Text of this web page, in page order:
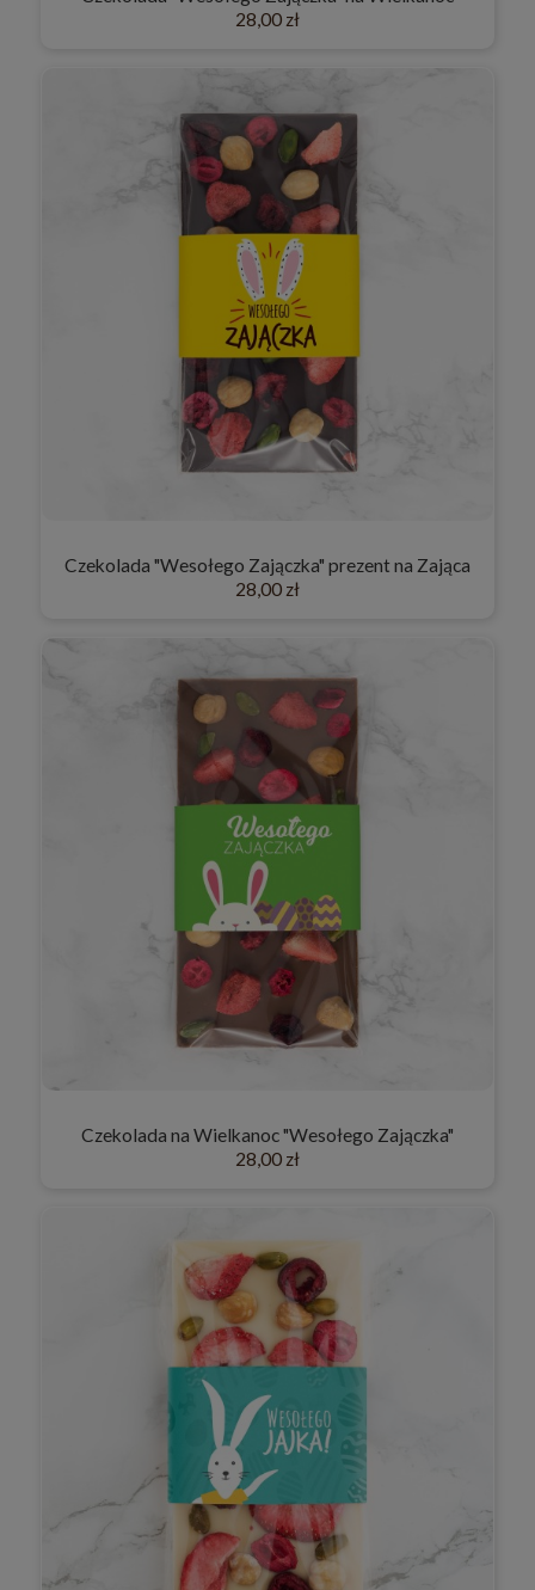
28,00 zł
Czekolada "Wesołego Zajączka" prezent na Zająca
28,00 zł
Czekolada na Wielkanoc "Wesołego Zajączka"
28,00 zł